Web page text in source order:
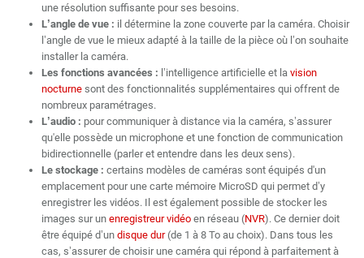
une résolution suffisante pour ses besoins.
L’angle de vue : il détermine la zone couverte par la caméra. Choisir
l’angle de vue le mieux adapté à la taille de la pièce où l’on souhaite
installer la caméra.
Les fonctions avancées : l’intelligence artificielle et la vision
nocturne sont des fonctionnalités supplémentaires qui offrent de
nombreux paramétrages.
L’audio : pour communiquer à distance via la caméra, s’assurer
qu'elle possède un microphone et une fonction de communication
bidirectionnelle (parler et entendre dans les deux sens).
Le stockage : certains modèles de caméras sont équipés d'un
emplacement pour une carte mémoire MicroSD qui permet d’y
enregistrer les vidéos. Il est également possible de stocker les
images sur un enregistreur vidéo en réseau (NVR). Ce dernier doit
être équipé d’un disque dur(de 1 à 8 To au choix). Dans tous les
cas, s’assurer de choisir une caméra qui répond à parfaitement à